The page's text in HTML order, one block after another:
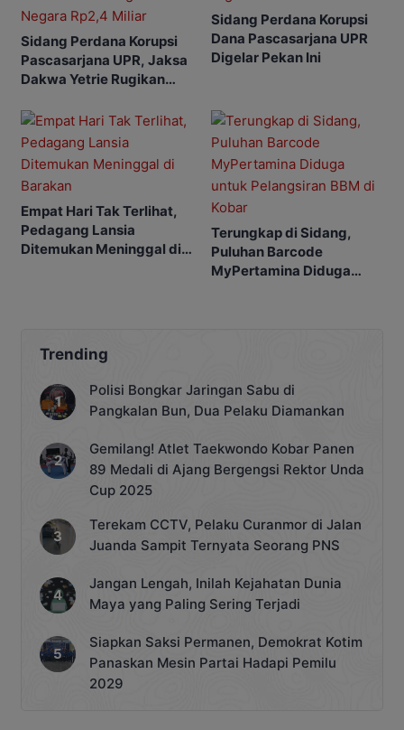
Sidang Perdana Korupsi
Pascasarjana UPR, Jaksa
Dakwa Yetrie Rugikan
Sidang Perdana Korupsi
Dana Pascasarjana UPR
Digelar Pekan Ini
Empat Hari Tak Terlihat,
Pedagang Lansia
Ditemukan Meninggal di
Terungkap di Sidang,
Puluhan Barcode
MyPertamina Diduga
Trending
Polisi Bongkar Jaringan Sabu di
Pangkalan Bun, Dua Pelaku Diamankan
Gemilang! Atlet Taekwondo Kobar Panen
89 Medali di Ajang Bergengsi Rektor Unda
Cup 2025
Terekam CCTV, Pelaku Curanmor di Jalan
Juanda Sampit Ternyata Seorang PNS
Jangan Lengah, Inilah Kejahatan Dunia
Maya yang Paling Sering Terjadi
Siapkan Saksi Permanen, Demokrat Kotim
Panaskan Mesin Partai Hadapi Pemilu
2029